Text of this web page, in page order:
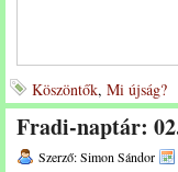
Köszöntők, Mi újság?
Fradi-naptár:
Szerző: Simon Sándor